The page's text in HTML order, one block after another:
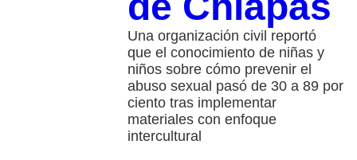
Una organización civil reportó
que el conocimiento de niñas y
niños sobre cómo prevenir el
abuso sexual pasó de 30 a 89 por
ciento tras implementar
materiales con enfoque
intercultural